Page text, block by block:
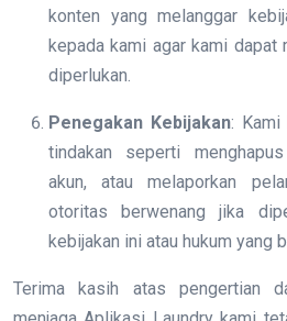
konten yang melanggar
kepada kami agar kami dapat
diperlukan.
Penegakan Kebijakan: Kami
tindakan seperti
akun, atau melaporkan
otoritas berwenang jika
kebijakan ini atau hukum yang
Terima kasih atas pengertian